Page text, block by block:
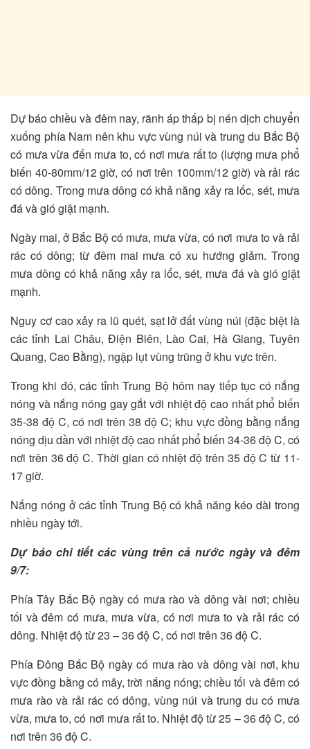
Dự báo chiều và đêm nay, rãnh áp thấp bị nén dịch chuyển
xuống phía Nam nên khu vực vùng núi và trung du Bắc Bộ
có mưa vừa đến mưa to, có nơi mưa rất to (lượng mưa phổ
biến 40-80mm/12 giờ, có nơi trên 100mm/12 giờ) và rải rác
có dông. Trong mưa dông có khả năng xảy ra lốc, sét, mưa
đá và gió giật mạnh.
Ngày mai, ở Bắc Bộ có mưa, mưa vừa, có nơi mưa to và rải
rác có dông; từ đêm mai mưa có xu hướng giảm. Trong
mưa dông có khả năng xảy ra lốc, sét, mưa đá và gió giật
mạnh.
Nguy cơ cao xảy ra lũ quét, sạt lở đất vùng núi (đặc biệt là
các tỉnh Lai Châu, Điện Biên, Lào Cai, Hà Giang, Tuyên
Quang, Cao Bằng), ngập lụt vùng trũng ở khu vực trên.
Trong khi đó, các tỉnh Trung Bộ hôm nay tiếp tục có nắng
nóng và nắng nóng gay gắt với nhiệt độ cao nhất phổ biến
35-38 độ C, có nơi trên 38 độ C; khu vực đồng bằng nắng
nóng dịu dần với nhiệt độ cao nhất phổ biến 34-36 độ C, có
nơi trên 36 độ C. Thời gian có nhiệt độ trên 35 độ C từ 11-
17 giờ.
Nắng nóng ở các tỉnh Trung Bộ có khả năng kéo dài trong
nhiều ngày tới.
Dự báo chi tiết các vùng trên cả nước ngày và đêm
9/7:
Phía Tây Bắc Bộ ngày có mưa rào và dông vài nơi; chiều
tối và đêm có mưa, mưa vừa, có nơi mưa to và rải rác có
dông. Nhiệt độ từ 23 – 36 độ C, có nơi trên 36 độ C.
Phía Đông Bắc Bộ ngày có mưa rào và dông vài nơi, khu
vực đồng bằng có mây, trời nắng nóng; chiều tối và đêm có
mưa rào và rải rác có dông, vùng núi và trung du có mưa
vừa, mưa to, có nơi mưa rất to. Nhiệt độ từ 25 – 36 độ C, có
nơi trên 36 độ C.